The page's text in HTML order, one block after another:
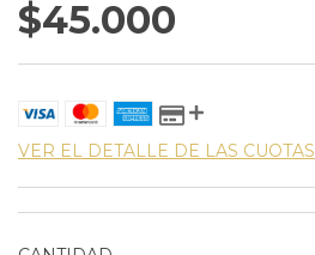
$45.000
VER EL DETALLE DE LAS CUOTAS